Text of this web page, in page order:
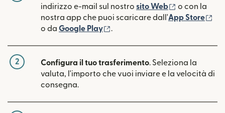
indirizzo e-mail sul nostro sito Web (si apre in
o con la
nostra app che puoi scaricare dall'App Store
o da Google Play .
2 Configura il tuo trasferimento. Seleziona la
valuta, l'importo che vuoi inviare e la velocità di
consegna.